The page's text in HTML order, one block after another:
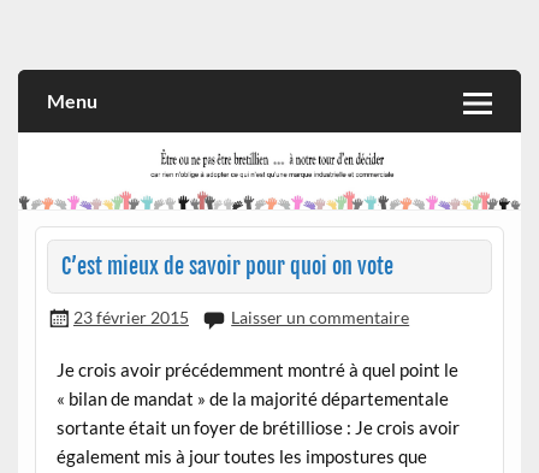
et commerciale
Menu
C’est mieux de savoir pour quoi on vote
23 février 2015 Laisser un commentaire
Je crois avoir précédemment montré à quel point le
« bilan de mandat » de la majorité départementale
sortante était un foyer de brétilliose : Je crois avoir
également mis à jour toutes les impostures que